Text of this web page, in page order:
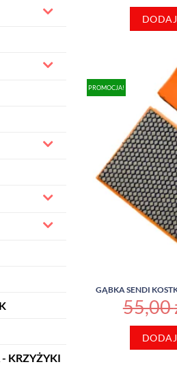
KRZYŻYKI
PROMOCJA!
GĄBKA SENDI
55,00